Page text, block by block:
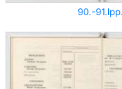
90.-91.lpp.